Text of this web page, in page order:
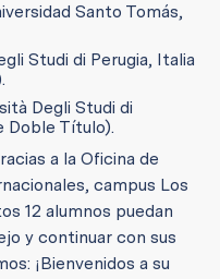
Santo Tomás,
Studi di Perugia, Italia
Degli Studi di
Doble Título).
a la Oficina de
campus Los
12 alumnos puedan
y continuar con sus
¡Bienvenidos a su